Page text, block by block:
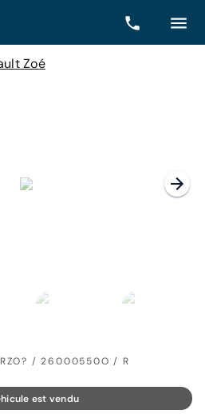
Zoé
/ 26000550O / R
est vendu